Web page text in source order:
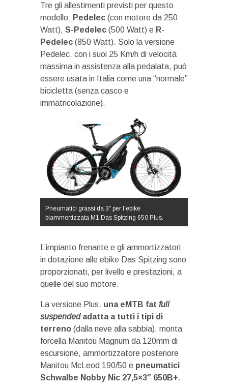
Tre gli allestimenti previsti per questo
modello: Pedelec (con motore da 250
Watt), S-Pedelec (500 Watt) e R-
Pedelec (850 Watt). Solo la versione
Pedelec, con i suoi 25 Km/h di velocità
massima in assistenza alla pedalata, può
essere usata in Italia come una “normale”
bicicletta (senza casco e
immatricolazione).
Pneumatici grassi da 3″ per l’ebike
biammortizzata M1 Das Spitzing 650 Plus.
L’impianto frenante e gli ammortizzatori
in dotazione alle ebike Das Spitzing sono
proporzionati, per livello e prestazioni, a
quelle del suo motore.
La versione Plus, una eMTB fat full
suspendedadatta a tutti i tipi di
terreno (dalla neve alla sabbia), monta
forcella Manitou Magnum da 120mm di
escursione, ammortizzatore posteriore
Manitou McLeod 190/50 e pneumatici
Schwalbe Nobby Nic 27,5×3″ 650B+.